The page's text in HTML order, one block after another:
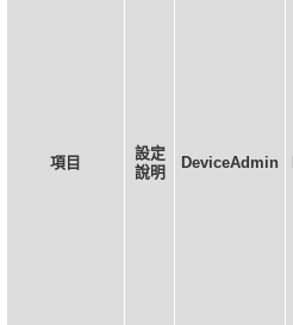
項目
設定
說明
DeviceAdmin